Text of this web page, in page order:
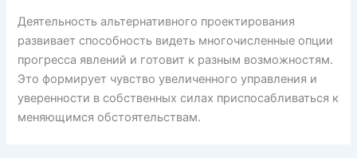
Деятельность альтернативного проектирования
развивает способность видеть многочисленные опции
прогресса явлений и готовит к разным возможностям.
Это формирует чувство увеличенного управления и
уверенности в собственных силах приспосабливаться к
меняющимся обстоятельствам.